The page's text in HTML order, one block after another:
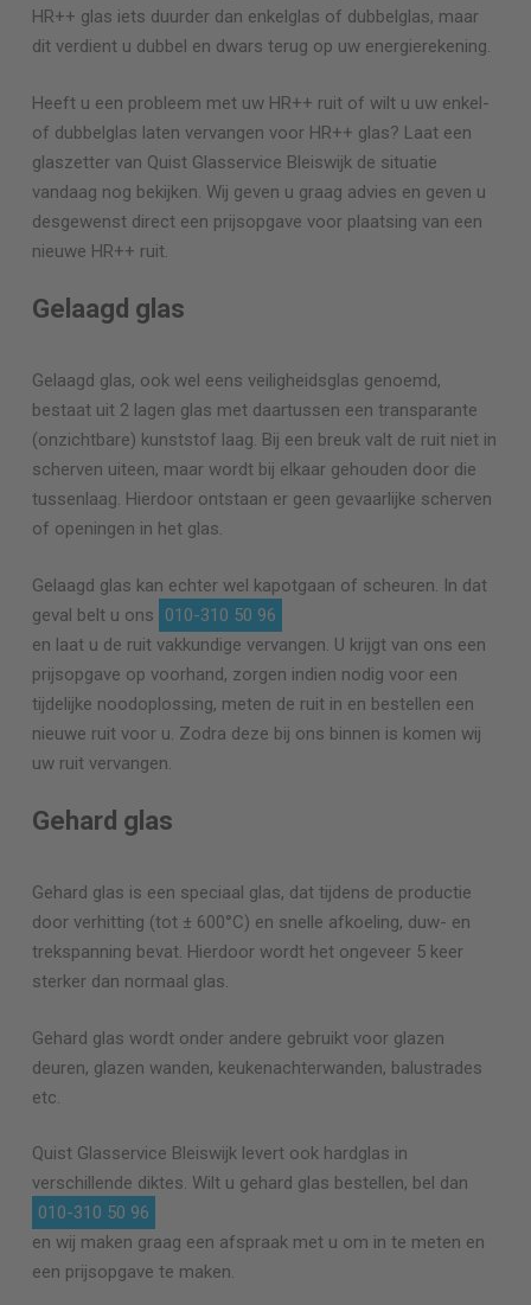
HR++ glas iets duurder dan enkelglas of dubbelglas, maar
dit verdient u dubbel en dwars terug op uw energierekening.
Heeft u een probleem met uw HR++ ruit of wilt u uw enkel-
of dubbelglas laten vervangen voor HR++ glas? Laat een
glaszetter van Quist Glasservice Bleiswijkde situatie
vandaag nog bekijken. Wij geven u graag advies en geven u
desgewenst direct een prijsopgave voor plaatsing van een
nieuwe HR++ ruit.
Gelaagd glas
Gelaagd glas, ook wel eens veiligheidsglas genoemd,
bestaat uit 2 lagen glas met daartussen een transparante
(onzichtbare) kunststof laag. Bij een breuk valt de ruit niet in
scherven uiteen, maar wordt bij elkaar gehouden door die
tussenlaag. Hierdoor ontstaan er geen gevaarlijke scherven
of openingen in het glas.
Gelaagd glas kan echter wel kapotgaan of scheuren. In dat
geval belt u ons
010-310 50 96
en laat u de ruit vakkundige vervangen. U krijgt van ons een
prijsopgave op voorhand, zorgen indien nodig voor een
tijdelijke noodoplossing, meten de ruit in en bestellen een
nieuwe ruit voor u. Zodra deze bij ons binnen is komen wij
uw ruit vervangen.
Gehard glas
Gehard glas is een speciaal glas, dat tijdens de productie
door verhitting (tot ± 600°C) en snelle afkoeling, duw- en
trekspanning bevat. Hierdoor wordt het ongeveer 5 keer
sterker dan normaal glas.
Gehard glas wordt onder andere gebruikt voor glazen
deuren, glazen wanden, keukenachterwanden, balustrades
etc.
Quist Glasservice Bleiswijklevert ook hardglas in
verschillende diktes. Wilt u gehard glas bestellen, bel dan
010-310 50 96
en wij maken graag een afspraak met u om in te meten en
een prijsopgave te maken.